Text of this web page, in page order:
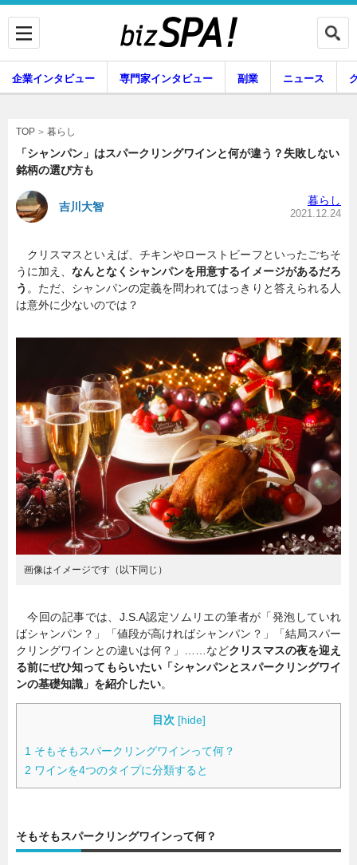
専門家インタビュー
副業 ニュース
暮らし エンタメ
連載一覧
企業インタビュー 専門家インタビュー 副業 ニュース
TOP 暮らし
「シャンパン」はスパークリングワインと何が違う？失敗しない
銘柄の選び方も
吉川大智 暮らし
2021.12.24
クリスマスといえば、チキンやローストビーフといったごちそ
うに加え、なんとなくシャンパンを用意するイメージがあるだろ
う 。ただ、シャンパンの定義を問われてはっきりと答えられる人
は意外に少ないのでは？
画像はイメージです（以下同じ）
今回の記事では、J.S.A認定ソムリエの筆者が「発泡していれ
ばシャンパン？」「値段が高ければシャンパン？」「結局スパー
クリングワインとの違いは何？」……などクリスマスの夜を迎え
る前にぜひ知ってもらいたい「シャンパンとスパークリングワイ
ンの基礎知識」を紹介したい。
目次 [hide]
1 そもそもスパークリングワインって何？
2 ワインを4つのタイプに分類すると
そもそもスパークリングワインって何？